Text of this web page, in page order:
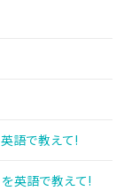
語で教えて!
英語で教えて!